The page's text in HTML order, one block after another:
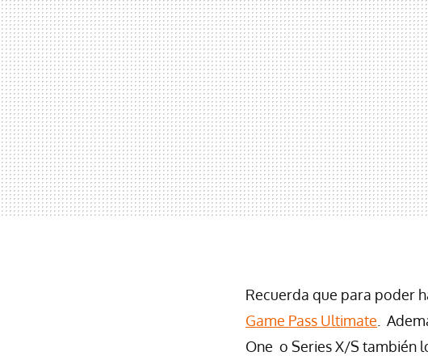
Recuerda que para poder
Game Pass Ultimate .
One o Series X/S también